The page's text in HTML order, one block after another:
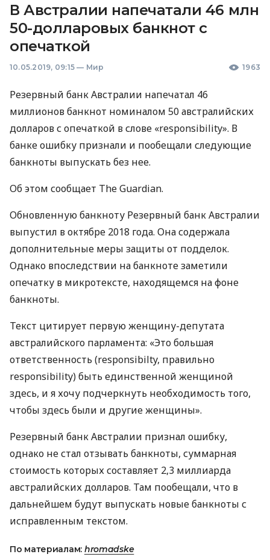
В Австралии напечатали 46 млн
50-долларовых банкнот с
опечаткой
10.05.2019, 09:15 — Мир 1963
Резервный банк Австралии напечатал 46
миллионов банкнот номиналом 50 австралийских
долларов с опечаткой в слове «responsibility». В
банке ошибку признали и пообещали следующие
банкноты выпускать без нее.
Об этом сообщает The Guardian.
Обновленную банкноту Резервный банк Австралии
выпустил в октябре 2018 года. Она содержала
дополнительные меры защиты от подделок.
Однако впоследствии на банкноте заметили
опечатку в микротексте, находящемся на фоне
банкноты.
Текст цитирует первую женщину-депутата
австралийского парламента: «Это большая
ответственность (responsibilty, правильно
responsibility) быть единственной женщиной
здесь, и я хочу подчеркнуть необходимость того,
чтобы здесь были и другие женщины».
Резервный банк Австралии признал ошибку,
однако не стал отзывать банкноты, суммарная
стоимость которых составляет 2,3 миллиарда
австралийских долларов. Там пообещали, что в
дальнейшем будут выпускать новые банкноты с
исправленным текстом.
По материалам: hromadske